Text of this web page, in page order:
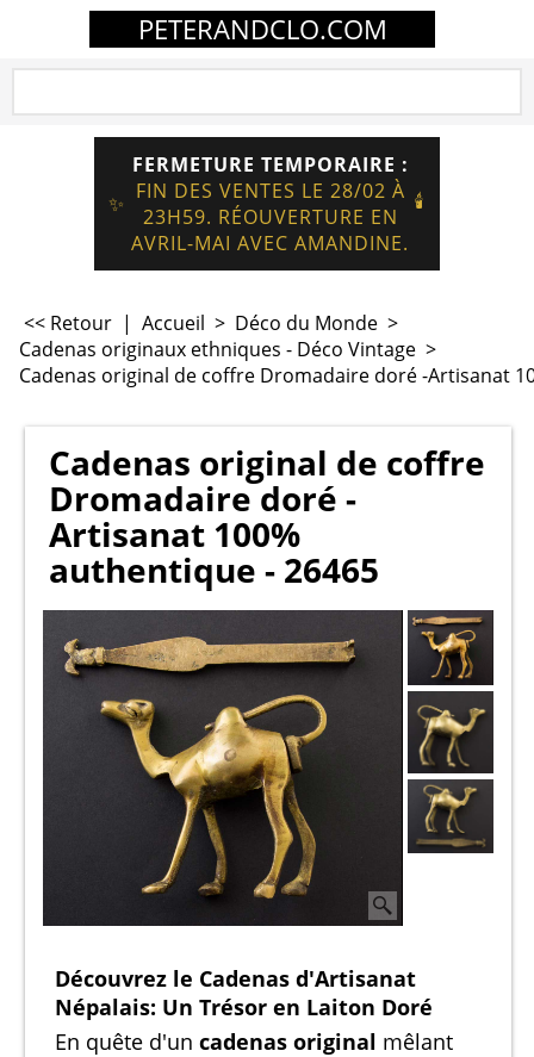
PETERANDCLO.COM
✨
FERMETURE TEMPORAIRE :
FIN DES VENTES LE 28/02 À
23H59. RÉOUVERTURE EN
AVRIL-MAI AVEC AMANDINE.
🕯️
<< Retour | Accueil > Déco du Monde >
Cadenas originaux ethniques - Déco Vintage >
Cadenas original de coffre Dromadaire doré -Artisanat
Cadenas original de coffre
Dromadaire doré -
Artisanat 100%
authentique - 26465
Découvrez le Cadenas d'Artisanat
Népalais: Un Trésor en Laiton Doré
En quête d'un cadenas original mêlant